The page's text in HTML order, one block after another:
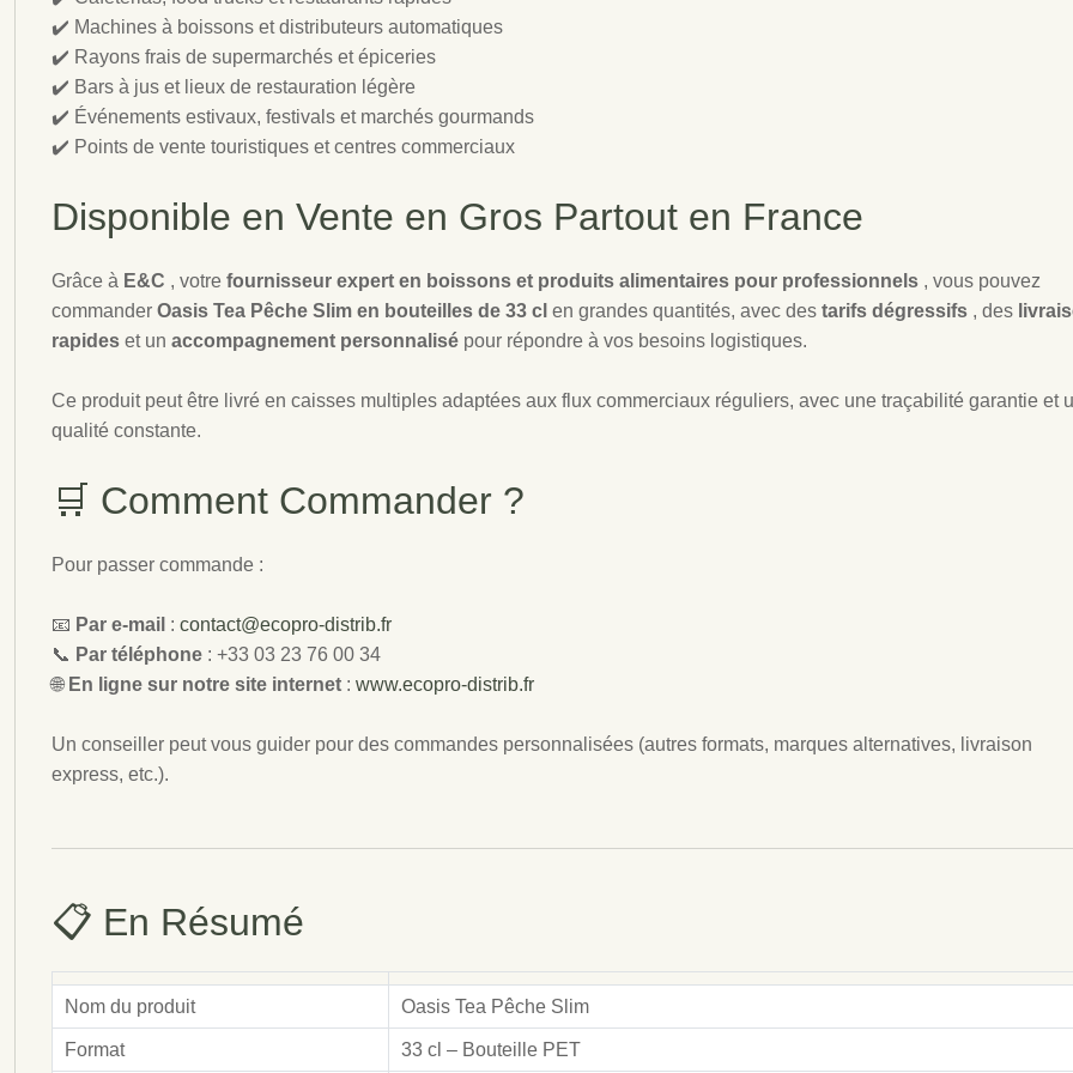
✔️ Machines à boissons et distributeurs automatiques
✔️ Rayons frais de supermarchés et épiceries
✔️ Bars à jus et lieux de restauration légère
✔️ Événements estivaux, festivals et marchés gourmands
✔️ Points de vente touristiques et centres commerciaux
Disponible en Vente en Gros Partout en France
Grâce à E&C , votre fournisseur expert en boissons et produits alimentaires pour professionnels , vous pouvez
commander Oasis Tea Pêche Slim en bouteilles de 33 cl en grandes quantités, avec des tarifs dégressifs , des
rapides et un accompagnement personnalisé pour répondre à vos besoins logistiques.
Ce produit peut être livré en caisses multiples adaptées aux flux commerciaux réguliers, avec une traçabilité garantie et
qualité constante.
🛒 Comment Commander ?
Pour passer commande :
📧 Par e-mail : contact@ecopro-distrib.fr
📞 Par téléphone : +33 03 23 76 00 34
🌐 En ligne sur notre site internet : www.ecopro-distrib.fr
Un conseiller peut vous guider pour des commandes personnalisées (autres formats, marques alternatives, livraison
express, etc.).
📋 En Résumé
Nom du produit Oasis Tea Pêche Slim
Format 33 cl – Bouteille PET